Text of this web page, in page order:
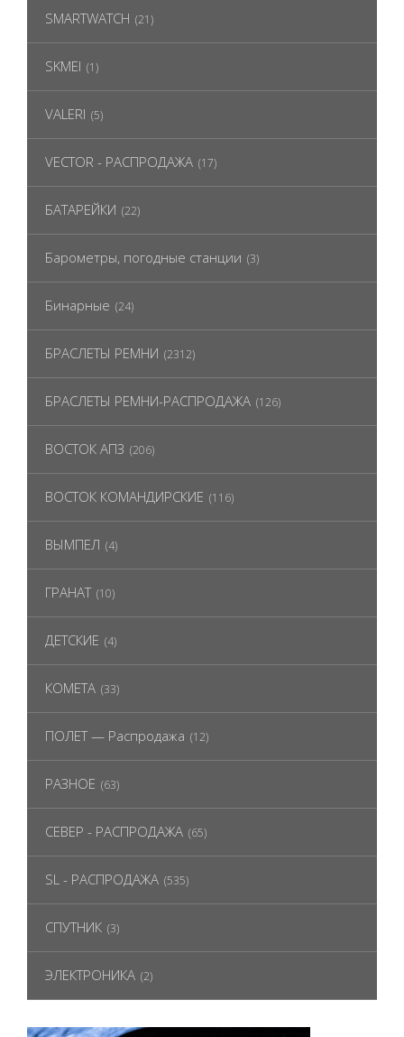
SMARTWATCH (21)
SKMEI (1)
VALERI (5)
VECTOR - РАСПРОДАЖА (17)
БАТАРЕЙКИ (22)
Барометры, погодные станции (3)
Бинарные (24)
БРАСЛЕТЫ РЕМНИ (2312)
БРАСЛЕТЫ РЕМНИ-РАСПРОДАЖА (126)
ВОСТОК АПЗ (206)
ВОСТОК КОМАНДИРСКИЕ (116)
ВЫМПЕЛ (4)
ГРАНАТ (10)
ДЕТСКИЕ (4)
КОМЕТА (33)
ПОЛЕТ — Распродажа (12)
РАЗНОЕ (63)
СЕВЕР - РАСПРОДАЖА (65)
SL - РАСПРОДАЖА (535)
СПУТНИК (3)
ЭЛЕКТРОНИКА (2)